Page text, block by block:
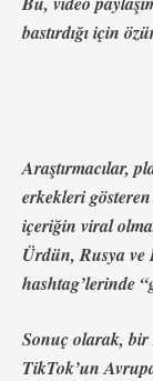
bastırdığı için
Araştırmacılar,
erkekleri
içeriğin viral
Ürdün, Rusya ve
hashtag’lerinde
Sonuç olarak, bir
TikTok’un